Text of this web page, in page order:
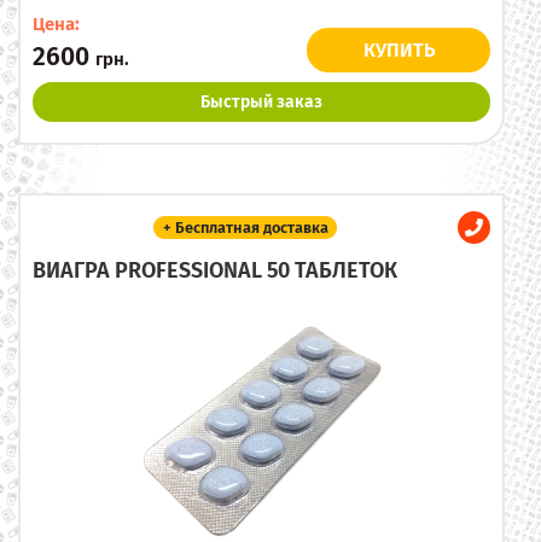
Цена:
2600 грн. КУПИТЬ
Быстрый заказ
+ Бесплатная доставка
ВИАГРА PROFESSIONAL 50 ТАБЛЕТОК